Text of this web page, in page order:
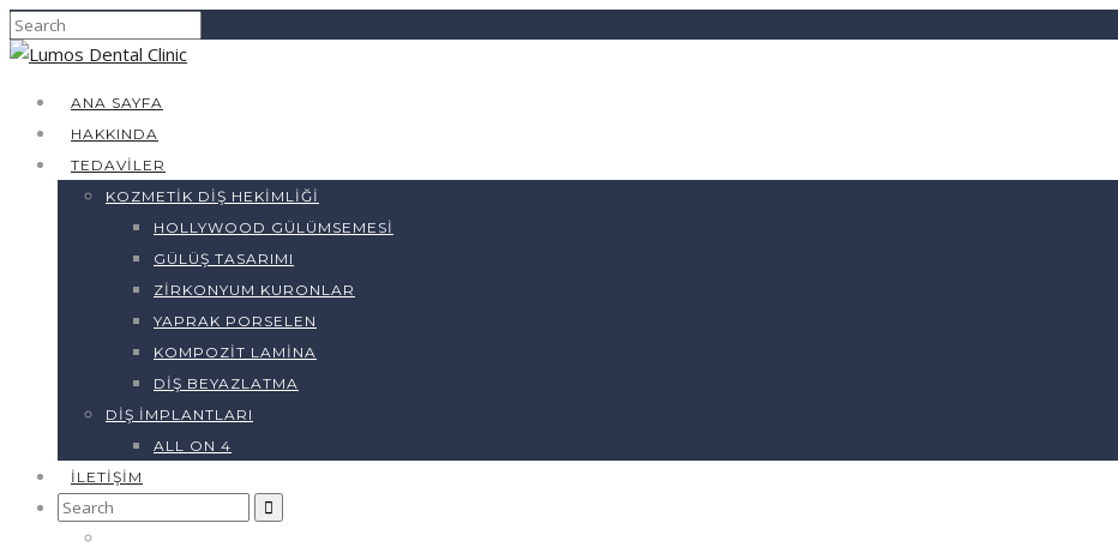
ANA SAYFA
HAKKINDA
TEDAVILER
KOZMETIK DIŞ HEKIMLIĞI
HOLLYWOOD GÜLÜMSEMESI
GÜLÜŞ TASARIMI
ZIRKONYUM KURONLAR
YAPRAK PORSELEN
KOMPOZIT LAMINA
DIŞ BEYAZLATMA
DIŞ İMPLANTLARI
ALL ON 4
İLETIŞIM
Search